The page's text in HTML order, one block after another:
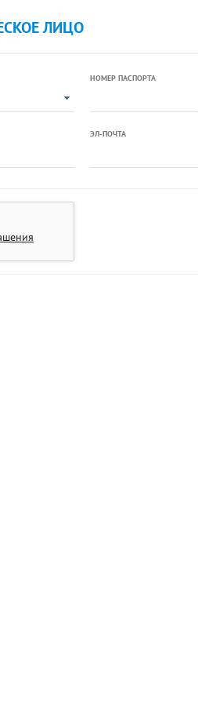
ЛИЦО
НОМЕР ПАСПОРТА
ЭЛ-ПОЧТА